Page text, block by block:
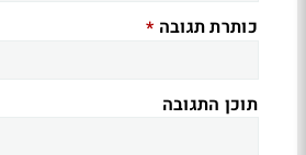
כותרת תגובה *
תוכן התגובה